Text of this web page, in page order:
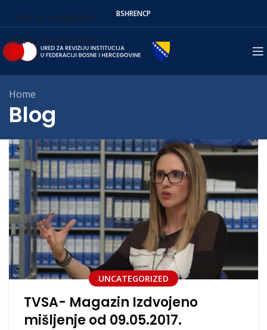
Skip to navigation
Skip to main content
BSHRENСР
Blog
Home
UNCATEGORIZED
TVSA- Magazin Izdvojeno
mišljenje od 09.05.2017.